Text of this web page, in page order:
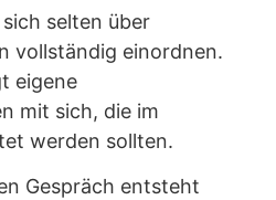
selten über
vollständig einordnen.
eigene
mit sich, die im
werden sollten.
Gespräch entsteht